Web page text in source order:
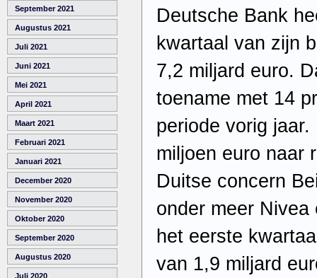
September 2021
Augustus 2021
Juli 2021
Juni 2021
Mei 2021
April 2021
Maart 2021
Februari 2021
Januari 2021
December 2020
November 2020
Oktober 2020
September 2020
Augustus 2020
Juli 2020
Deutsche Bank
kwartaal van zijn
7,2 miljard euro.
toename met 14
periode vorig
miljoen euro naar
Duitse concern
onder meer
het eerste
van 1,9 miljard